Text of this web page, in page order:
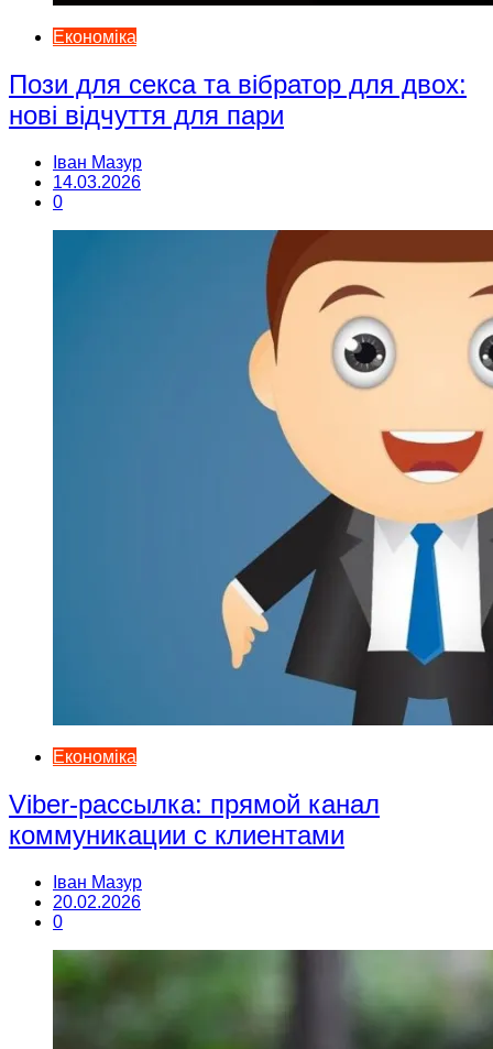
Економіка
Пози для секса та вібратор для двох:
нові відчуття для пари
Іван Мазур
14.03.2026
0
Економіка
Viber-рассылка: прямой канал
коммуникации с клиентами
Іван Мазур
20.02.2026
0